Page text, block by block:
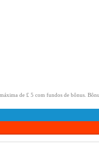
de £ 5 com fundos de bônus.